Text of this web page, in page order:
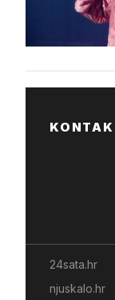
24sata.hr
njuskalo.hr